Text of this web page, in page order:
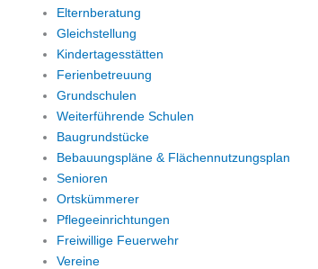
Elternberatung
Gleichstellung
Kindertagesstätten
Ferienbetreuung
Grundschulen
Weiterführende Schulen
Baugrundstücke
Bebauungspläne & Flächennutzungsplan
Senioren
Ortskümmerer
Pflegeeinrichtungen
Freiwillige Feuerwehr
Vereine